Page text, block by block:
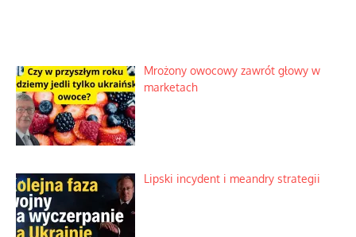
Mrożony owocowy zawrót głowy w
marketach
Lipski incydent i meandry strategii